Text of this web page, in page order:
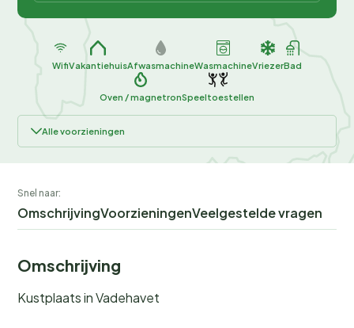
WifiVakantiehuisAfwasmachineWasmachineVriezerBad
Oven / magnetronSpeeltoestellen
Alle voorzieningen
Snel naar:
OmschrijvingVoorzieningenVeelgestelde vragen
Omschrijving
Kustplaats in Vadehavet